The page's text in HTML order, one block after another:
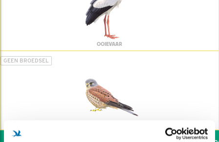
OOIEVAAR
GEEN BROEDSEL